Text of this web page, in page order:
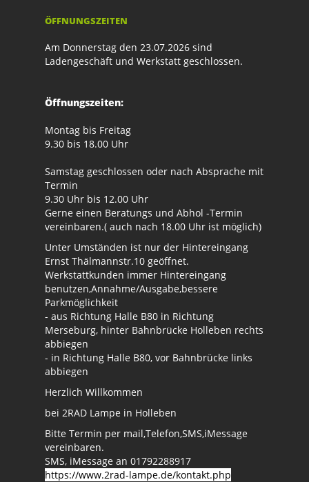
ÖFFNUNGSZEITEN
Am Donnerstag den 23.07.2026 sind
Ladengeschäft und Werkstatt geschlossen.
Öffnungszeiten:
Montag bis Freitag
9.30 bis 18.00 Uhr
Samstag geschlossen oder nach Absprache mit
Termin
9.30 Uhr bis 12.00 Uhr
Gerne einen Beratungs und Abhol -Termin
vereinbaren.( auch nach 18.00 Uhr ist möglich)
Unter Umständen ist nur der Hintereingang
Ernst Thälmannstr.10 geöffnet.
Werkstattkunden immer Hintereingang
benutzen,Annahme/Ausgabe,bessere
Parkmöglichkeit
- aus Richtung Halle B80 in Richtung
Merseburg, hinter Bahnbrücke Holleben rechts
abbiegen
- in Richtung Halle B80, vor Bahnbrücke links
abbiegen
Herzlich Willkommen
bei 2RAD Lampe in Holleben
Bitte Termin per mail,Telefon,SMS,iMessage
vereinbaren.
SMS, iMessage an 01792288917
https://www.2rad-lampe.de/kontakt.php